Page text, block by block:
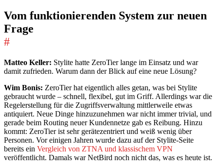
Vom funktionierenden System zur neuen
Frage
#
Matteo Keller: Stylite hatte ZeroTier lange im Einsatz und war
damit zufrieden. Warum dann der Blick auf eine neue Lösung?
Wim Bonis: ZeroTier hat eigentlich alles getan, was bei Stylite
gebraucht wurde – schnell, flexibel, gut im Griff. Allerdings war die
Regelerstellung für die Zugriffsverwaltung mittlerweile etwas
antiquiert. Neue Dinge hinzuzunehmen war nicht immer trivial, und
gerade beim Routing neuer Kundennetze gab es Reibung. Hinzu
kommt: ZeroTier ist sehr gerätezentriert und weiß wenig über
Personen. Vor einigen Jahren wurde dazu auf der Stylite-Seite
bereits ein Vergleich von ZTNA und klassischem VPN
veröffentlicht. Damals war NetBird noch nicht das, was es heute ist.